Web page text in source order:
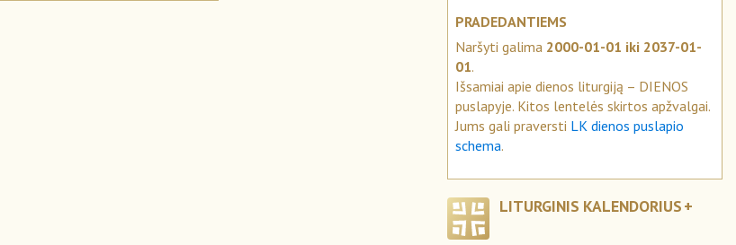
PRADEDANTIEMS
Naršyti galima 2000-01-01 iki 2037-01-
01.
Išsamiai apie dienos liturgiją – DIENOS
puslapyje. Kitos lentelės skirtos apžvalgai.
Jums gali praversti LK dienos puslapio
schema.
LITURGINIS KALENDORIUS